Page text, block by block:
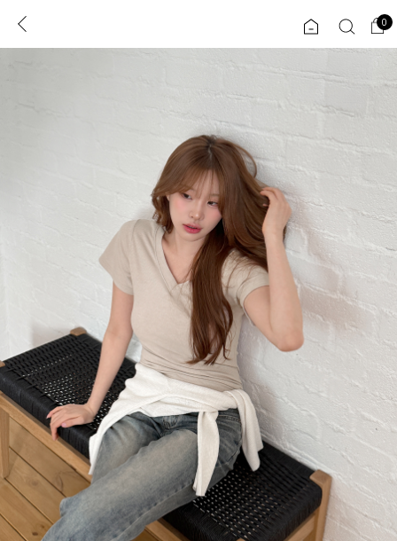
로그인 0
ENG
플러스핏
COMMUNITY
인플루언서 pick!
베스트
MADE
세트할인 ~30%
하객룩
살안타템
ALL
익스클루시브
아우터
티셔츠
니트
블라우스
원피스
팬츠
0